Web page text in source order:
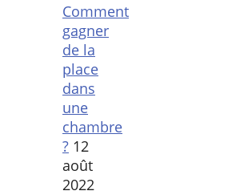
Comment
gagner
de la
place
dans
une
chambre
? 12
août
2022